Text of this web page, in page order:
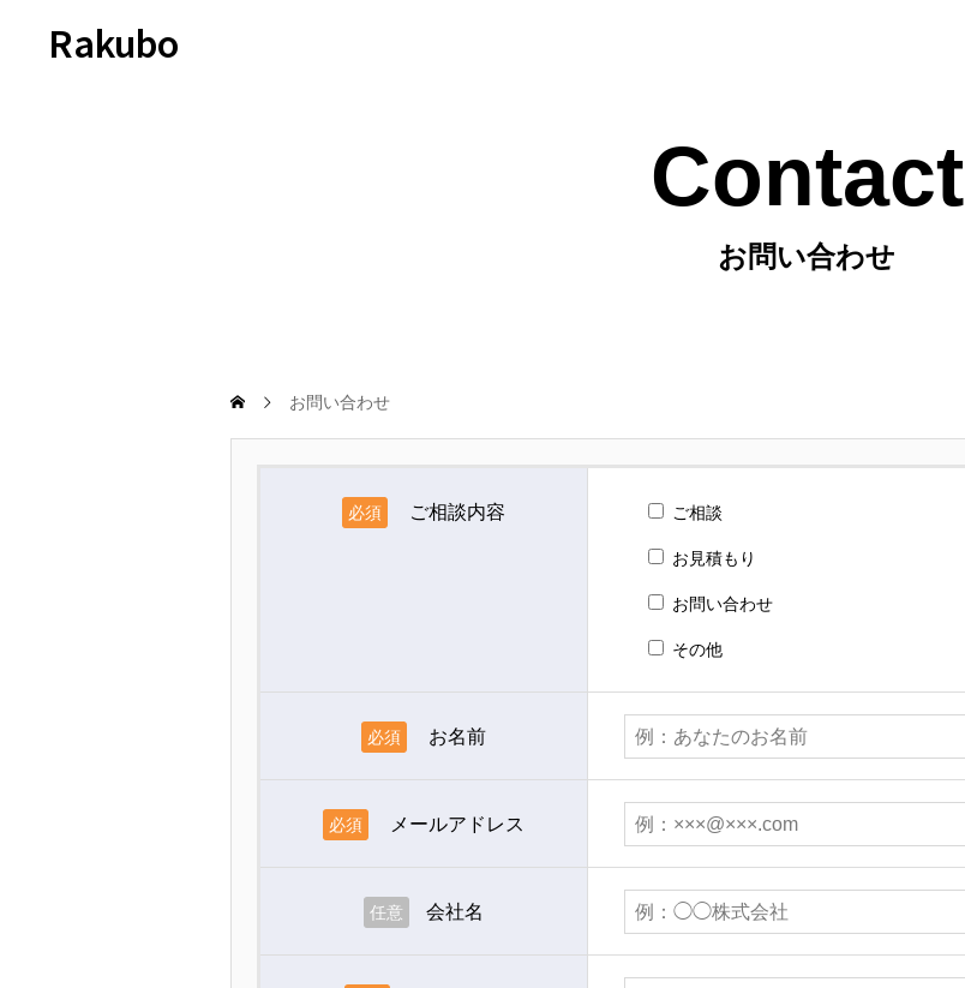
Rakubo
Contact
お問い合わせ
お問い合わせ
必須 ご相談内容 ご相談
お見積もり
お問い合わせ
その他
必須 お名前
必須 メールアドレス
任意 会社名